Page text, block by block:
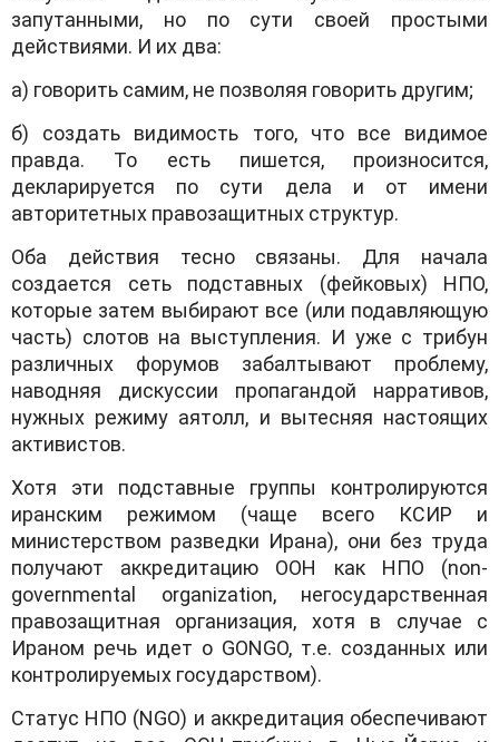
запутанными, но по сути своей простыми
действиями. И их два:
а) говорить самим, не позволяя говорить другим;
б) создать видимость того, что все видимое
правда. То есть пишется, произносится,
декларируется по сути дела и от имени
авторитетных правозащитных структур.
Оба действия тесно связаны. Для начала
создается сеть подставных (фейковых) НПО,
которые затем выбирают все (или подавляющую
часть) слотов на выступления. И уже с трибун
различных форумов забалтывают проблему,
наводняя дискуссии пропагандой нарративов,
нужных режиму аятолл, и вытесняя настоящих
активистов.
Хотя эти подставные группы контролируются
иранским режимом (чаще всего КСИР и
министерством разведки Ирана), они без труда
получают аккредитацию ООН как НПО (non-
governmental organization, негосударственная
правозащитная организация, хотя в случае с
Ираном речь идет о GONGO, т.е. созданных или
контролируемых государством).
Статус НПО (NGO) и аккредитация обеспечивают